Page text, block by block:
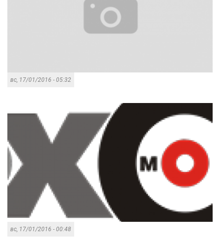
вс, 17/01/2016 - 05:32
вс, 17/01/2016 - 00:48